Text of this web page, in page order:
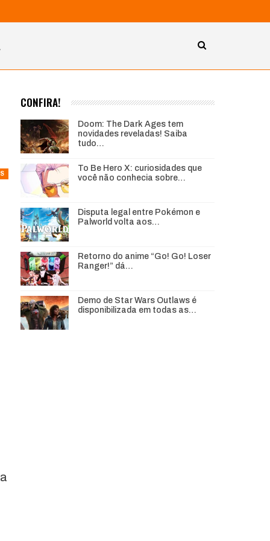
CONFIRA!
Doom: The Dark Ages tem
novidades reveladas! Saiba
tudo…
To Be Hero X: curiosidades que
você não conhecia sobre…
Disputa legal entre Pokémon e
Palworld volta aos…
Retorno do anime “Go! Go! Loser
Ranger!” dá…
Demo de Star Wars Outlaws é
disponibilizada em todas as…